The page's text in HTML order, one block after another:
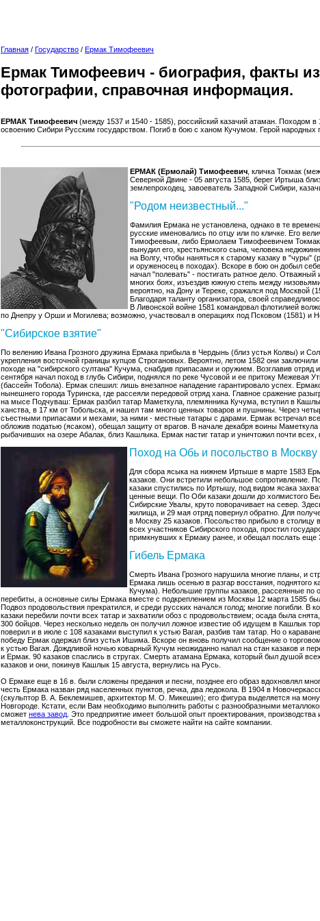
Главная / Государство / Ермак Тимофеевич
Ермак Тимофеевич - биография, факты
фотографии, справочная информация.
ЕРМАК Тимофеевич (между 1537 и 1540 - 1585), российский казачий атаман. Походом в
освоению Сибири Русским государством. Погиб в бою с ханом Кучумом. Герой народных
ЕРМАК (Ермолай) Тимофеевич, кличка Токмак
Северной Двине - 05 августа 1585, берег Иртыша
землепроходец, завоеватель Западной Сибири,
"Родом неизвестный..."
Фамилия Ермака не установлена, однако в те
русские именовались по отцу или по кличке. Его
Тимофеевым, либо Ермолаем Тимофеевичем
вынудил его, крестьянского сына, человека
на Волгу, чтобы наняться к старому казаку в "чуры"
и оруженосец в походах). Вскоре в бою он добыл
начал "полевать" - постигать ратное дело.
многих боях, изъездив южную степь между
вероятно, на Дону и Тереке, сражался под Москвой
Благодаря таланту организатора, своей
В Ливонской войне 1581 командовал флотилией
по Днепру у Орши и Могилева; возможно, участвовал в операциях под Псковом (1581) и
"Сибирское взятие"
По велению Ивана Грозного дружина Ермака прибыла в Чердынь (близ устья Колвы) и
укрепления восточной границы купцов Строгановых. Вероятно, летом 1582 они
походе на "сибирского султана" Кучума, снабдив припасами и оружием. Возглавив отряд
сентября начал поход в глубь Сибири, поднялся по реке Чусовой и ее притоку Межевая
(бассейн Тобола). Ермак спешил: лишь внезапное нападение гарантировало успех.
нынешнего города Туринска, где рассеяли передовой отряд хана. Главное сражение
на мысе Подчуваш: Ермак разбил татар Маметкула, племянника Кучума, вступил в
ханства, в 17 км от Тобольска, и нашел там много ценных товаров и пушнины. Через
съестными припасами и мехами, за ними - местные татары с дарами. Ермак встречал
обложив податью (ясаком), обещал защиту от врагов. В начале декабря воины Маметкула
рыбачивших на озере Абалак, близ Кашлыка. Ермак настиг татар и уничтожил почти
Поход на Обь и посольство в Москву
Для сбора ясыка на нижнем Иртыше в марте 1583
казаков. Они встретили небольшое сопротивление.
казаки спустились по Иртышу, под видом ясака
ценные вещи. По Оби казаки дошли до холмистого
Сибирские Увалы, круто поворачивает на север.
жилища, и 29 мая отряд повернул обратно. Для
в Москву 25 казаков. Посольство прибыло в столицу
всех участников Сибирского похода, простил
примкнувших к Ермаку ранее, и обещал послать еще
Гибель Ермака
Смерть Ивана Грозного нарушила многие планы, и
Ермака лишь осенью в разгар восстания, поднятого
Кучума). Небольшие группы казаков, рассеянные по
перебиты, а основные силы Ермака вместе с подкреплением из Москвы 12 марта 1585
Подвоз продовольствия прекратился, и среди русских начался голод; многие погибли. В
казаки перебили почти всех татар и захватили обоз с продовольствием; осада была
300 бойцов. Через несколько недель он получил ложное известие об идущем в Кашлык
поверил и в июле с 108 казаками выступил к устью Вагая, разбив там татар. Но о
победу Ермак одержал близ устья Ишима. Вскоре он вновь получил сообщение о
к устью Вагая. Дождливой ночью коварный Кучум неожиданно напал на стан казаков и
и Ермак. 90 казаков спаслись в стругах. Смерть атамана Ермака, который был душой
казаков и они, покинув Кашлык 15 августа, вернулись на Русь.
О Ермаке еще в 16 в. были сложены предания и песни, позднее его образ вдохновлял
честь Ермака назван ряд населенных пунктов, речка, два ледокола. В 1904 в
(скульптор В. А. Беклемишев, архитектор М. О. Микешин); его фигура выделяется на
Новгороде. Кстати, если Вам необходимо выполнить работы с разнообразными
сможет нева завод. Это предприятие имеет большой опыт проектирования, производства
металлоконструкций. Все подробности вы сможете найти на сайте компании.